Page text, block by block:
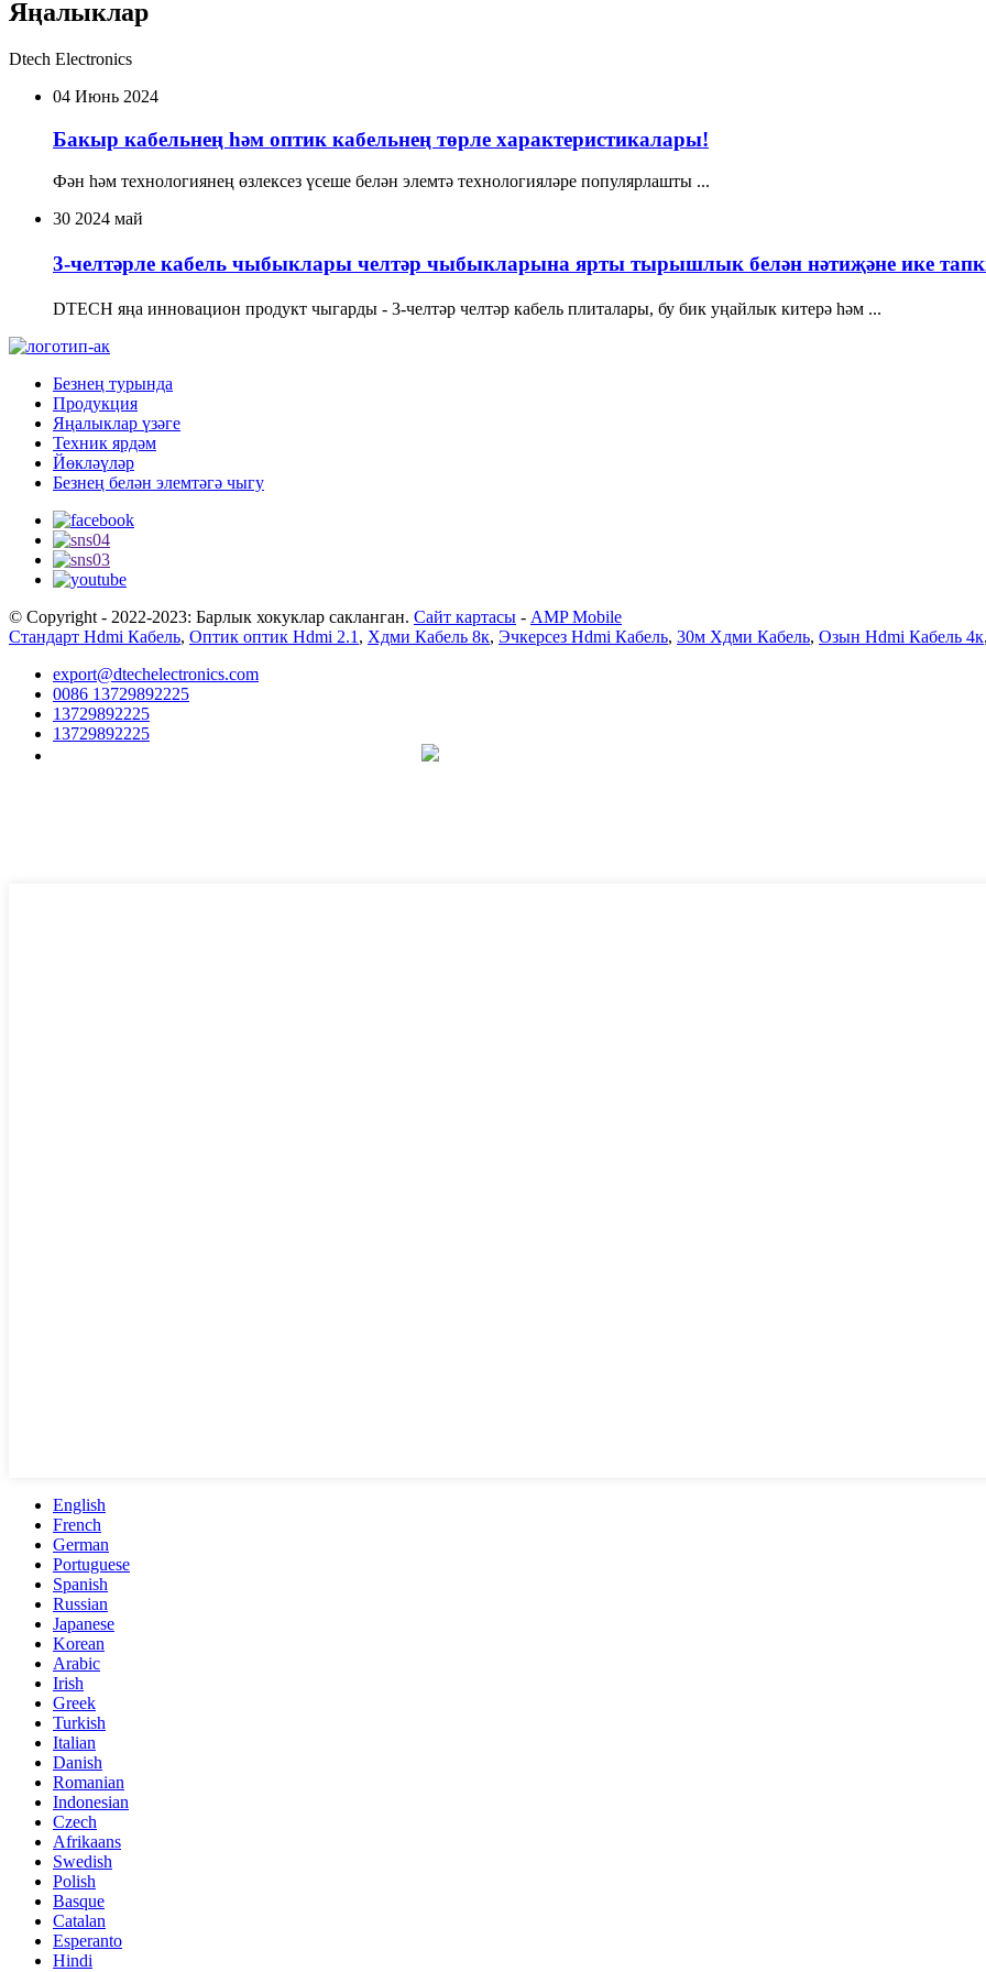
Яңалыклар
Dtech Electronics
04 Июнь 2024
Бакыр кабельнең һәм оптик кабельнең төрле характеристикалары!
Фән һәм технологиянең өзлексез үсеше белән элемтә технологияләре популярлашты ...
30 2024 май
3-челтәрле кабель чыбыклары челтәр чыбыкларына ярты тырышлык белән нәтиҗәне ике
DTECH яңа инновацион продукт чыгарды - 3-челтәр челтәр кабель плиталары, бу бик уңайлык китерә һәм ...
Безнең турында
Продукция
Яңалыклар үзәге
Техник ярдәм
Йөкләүләр
Безнең белән элемтәгә чыгу
© Copyright - 2022-2023: Барлык хокуклар сакланган. Сайт картасы - AMP Mobile
Стандарт Hdmi Кабель, Оптик оптик Hdmi 2.1 , Хдми Кабель 8к, Эчкерсез Hdmi Кабель, 30м Хдми Кабель, Озын Hdmi Кабель 4к
export@dtechelectronics.com
0086 13729892225
13729892225
13729892225
English
French
German
Portuguese
Spanish
Russian
Japanese
Korean
Arabic
Irish
Greek
Turkish
Italian
Danish
Romanian
Indonesian
Czech
Afrikaans
Swedish
Polish
Basque
Catalan
Esperanto
Hindi